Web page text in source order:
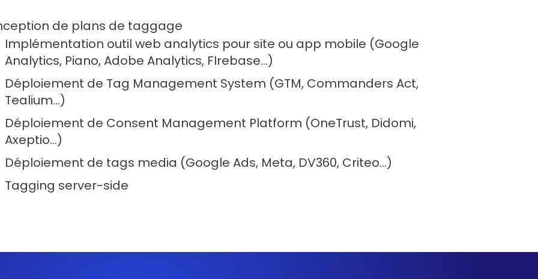
de plans de taggage
Implémentation outil web analytics pour site ou app mobile (Google
Analytics, Piano, Adobe Analytics, FIrebase…)
Déploiement de Tag Management System (GTM, Commanders Act,
Tealium…)
Déploiement de Consent Management Platform (OneTrust, Didomi,
Axeptio…)
Déploiement de tags media (Google Ads, Meta, DV360, Criteo…)
Tagging server-side